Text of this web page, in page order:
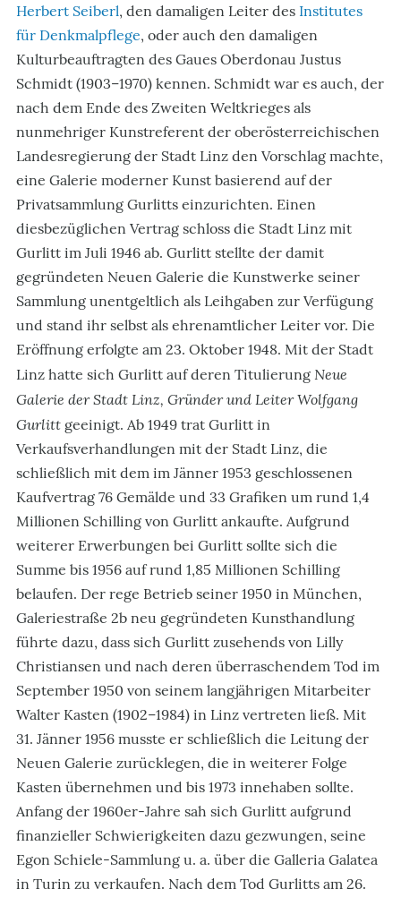
Herbert Seiberl, den damaligen Leiter des Institutes
für Denkmalpflege, oder auch den damaligen
Kulturbeauftragten des Gaues Oberdonau Justus
Schmidt (1903–1970) kennen. Schmidt war es auch, der
nach dem Ende des Zweiten Weltkrieges als
nunmehriger Kunstreferent der oberösterreichischen
Landesregierung der Stadt Linz den Vorschlag machte,
eine Galerie moderner Kunst basierend auf der
Privatsammlung Gurlitts einzurichten. Einen
diesbezüglichen Vertrag schloss die Stadt Linz mit
Gurlitt im Juli 1946 ab. Gurlitt stellte der damit
gegründeten Neuen Galerie die Kunstwerke seiner
Sammlung unentgeltlich als Leihgaben zur Verfügung
und stand ihr selbst als ehrenamtlicher Leiter vor. Die
Eröffnung erfolgte am 23. Oktober 1948. Mit der Stadt
Linz hatte sich Gurlitt auf deren Titulierung Neue
Galerie der Stadt Linz, Gründer und Leiter Wolfgang
Gurlitt geeinigt. Ab 1949 trat Gurlitt in
Verkaufsverhandlungen mit der Stadt Linz, die
schließlich mit dem im Jänner 1953 geschlossenen
Kaufvertrag 76 Gemälde und 33 Grafiken um rund 1,4
Millionen Schilling von Gurlitt ankaufte. Aufgrund
weiterer Erwerbungen bei Gurlitt sollte sich die
Summe bis 1956 auf rund 1,85 Millionen Schilling
belaufen. Der rege Betrieb seiner 1950 in München,
Galeriestraße 2b neu gegründeten Kunsthandlung
führte dazu, dass sich Gurlitt zusehends von Lilly
Christiansen und nach deren überraschendem Tod im
September 1950 von seinem langjährigen Mitarbeiter
Walter Kasten (1902–1984) in Linz vertreten ließ. Mit
31. Jänner 1956 musste er schließlich die Leitung der
Neuen Galerie zurücklegen, die in weiterer Folge
Kasten übernehmen und bis 1973 innehaben sollte.
Anfang der 1960er-Jahre sah sich Gurlitt aufgrund
finanzieller Schwierigkeiten dazu gezwungen, seine
Egon Schiele-Sammlung u. a. über die Galleria Galatea
in Turin zu verkaufen. Nach dem Tod Gurlitts am 26.